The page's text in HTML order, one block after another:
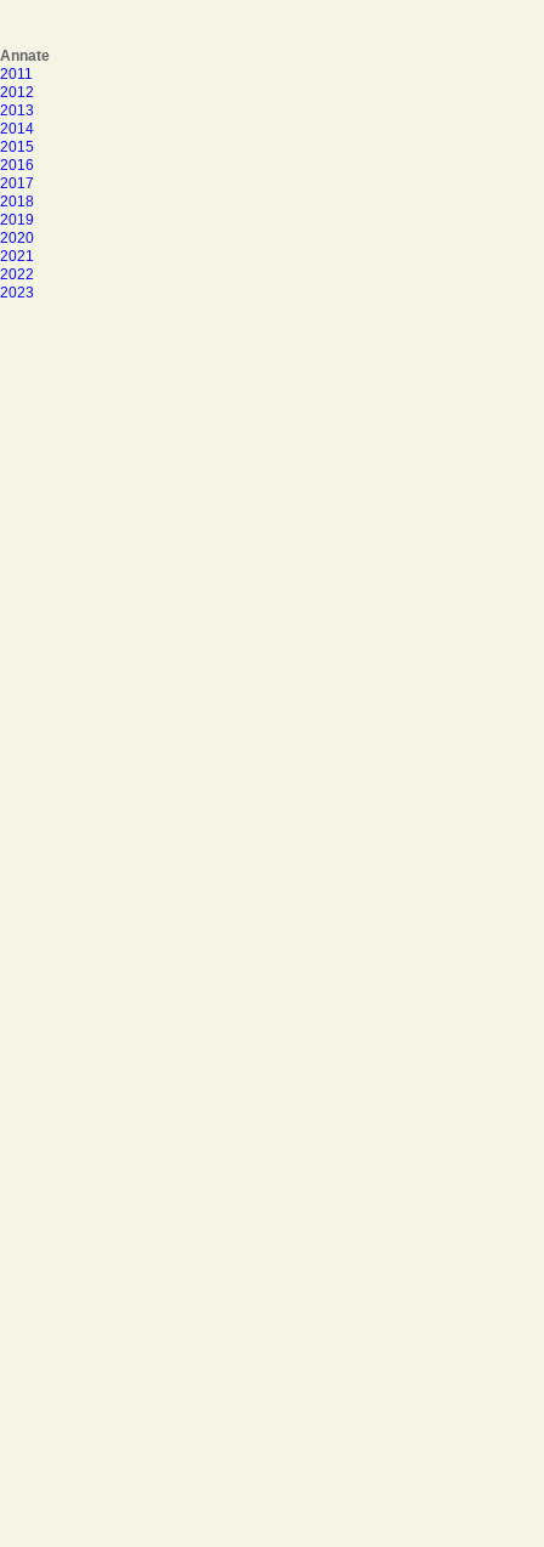
Annate
2011
2012
2013
2014
2015
2016
2017
2018
2019
2020
2021
2022
2023